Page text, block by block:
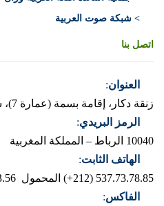
> شبكة صوت العربية
اتصل بنا
العنوان:
زنقة دكار، إقامة بسمة (عمارة 7)، شقة 2، حي المحيط – الرباط
الرمز البريدي:
10040 الرباط – المملكة المغربية
الهاتف الثابت:
537.73.78.85 (212+)
المحمول 666.47.73.56 (212+)
الفاكس: